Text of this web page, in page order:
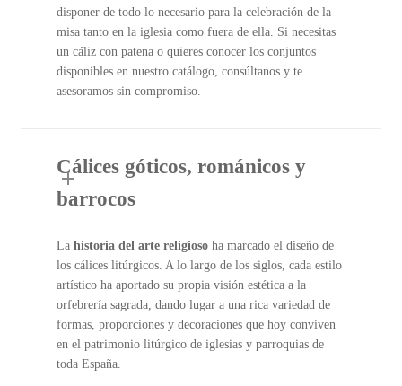
disponer de todo lo necesario para la celebración de la
misa tanto en la iglesia como fuera de ella. Si necesitas
un cáliz con patena o quieres conocer los conjuntos
disponibles en nuestro catálogo, consúltanos y te
asesoramos sin compromiso.
Cálices góticos, románicos y
barrocos
La historia del arte religioso ha marcado el diseño de
los cálices litúrgicos. A lo largo de los siglos, cada estilo
artístico ha aportado su propia visión estética a la
orfebrería sagrada, dando lugar a una rica variedad de
formas, proporciones y decoraciones que hoy conviven
en el patrimonio litúrgico de iglesias y parroquias de
toda España.